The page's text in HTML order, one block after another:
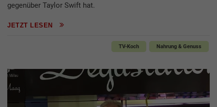
gegenüber Taylor Swift hat.
JETZT LESEN
TV-Koch Nahrung & Genuss